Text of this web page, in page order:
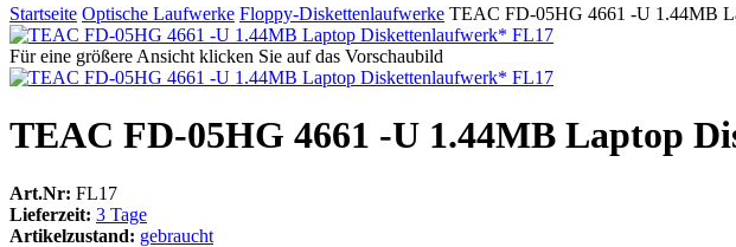
Startseite Optische Laufwerke Floppy-Diskettenlaufwerke TEAC FD-05HG 4661 -U 1.44MB
Für eine größere Ansicht klicken Sie auf das Vorschaubild
TEAC FD-05HG 4661 -U 1.44MB Laptop
Art.Nr: FL17
Lieferzeit: 3 Tage
Artikelzustand: gebraucht